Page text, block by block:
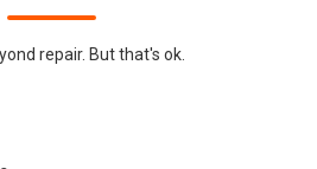
repair. But that's ok.